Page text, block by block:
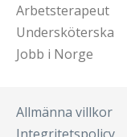
Arbetsterapeut
Undersköterska
Jobb i Norge
Allmänna villkor
Integritetspolicy